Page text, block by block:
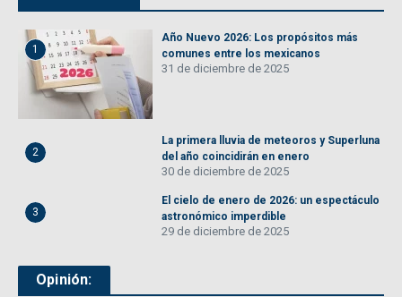
1
Año Nuevo 2026: Los propósitos más
comunes entre los mexicanos
31 de diciembre de 2025
2
La primera lluvia de meteoros y Superluna
del año coincidirán en enero
30 de diciembre de 2025
3
El cielo de enero de 2026: un espectáculo
astronómico imperdible
29 de diciembre de 2025
Opinión: